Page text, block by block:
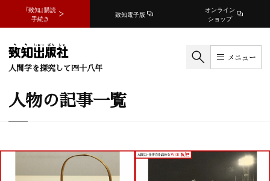
『致知』購読
手続き
致知電子版
オンライン
ショップ
人間学を探究して四十八年
メニュー
人物の記事一覧